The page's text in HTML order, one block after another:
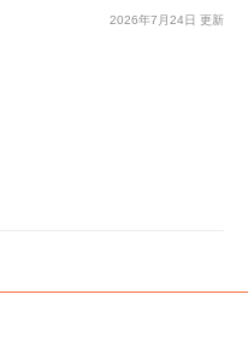
2026年7月24日 更新